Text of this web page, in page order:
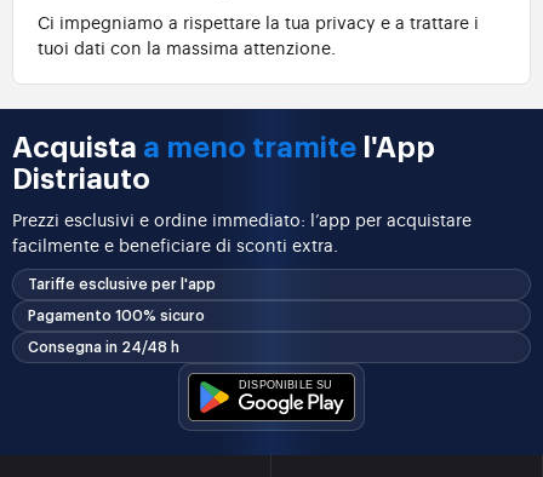
Ci impegniamo a rispettare la tua privacy e a trattare i
tuoi dati con la massima attenzione.
Acquista a meno tramite l'App
Distriauto
Prezzi esclusivi e ordine immediato: l’app per acquistare
facilmente e beneficiare di sconti extra.
Tariffe esclusive per l'app
Pagamento 100% sicuro
Consegna in 24/48 h